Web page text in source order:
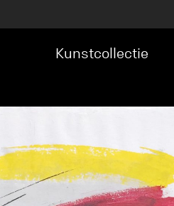
Kunstcollectie